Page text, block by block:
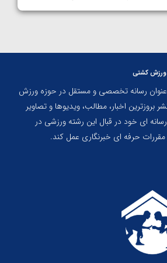
کشتی
رسانه تخصصی و مستقل در حوزه ورزش
اخبار، مطالب، ویدیوها و تصاویر
ای خود در قبال این رشته ورزشی در
حرفه ای خبرنگاری عمل کند.